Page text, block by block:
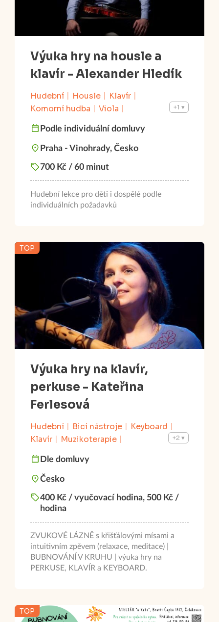
Výuka hry na housle a
klavír - Alexander Hledík
Hudební Housle
Klavír
Komorní hudba
Viola
od 5 let do 99 let
+1
Podle individuální domluvy
Praha - Vinohrady, Česko
700 Kč / 60 minut
Hudební lekce pro děti i dospělé podle
individuálních požadavků
TOP
Výuka hry na klavír,
perkuse - Kateřina
Ferlesová
Hudební Bicí nástroje
Keyboard
Klavír
Muzikoterapie
Příprava na talentové zkoušky -
hudební
od 4 let do 102 let
+2
Dle domluvy
Česko
400 Kč / vyučovací hodina, 500 Kč /
hodina
ZVUKOVÉ LÁZNĚ s křišťálovými mísami a
intuitivním zpěvem (relaxace, meditace) |
BUBNOVÁNÍ V KRUHU | výuka hry na
PERKUSE, KLAVÍR a KEYBOARD.
TOP